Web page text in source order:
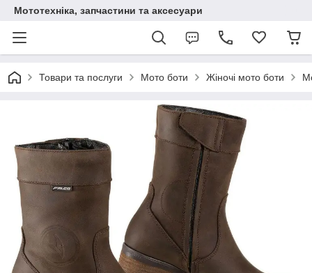
Мототехніка, запчастини та аксесуари
Товари та послуги Мото боти Жіночі мото боти